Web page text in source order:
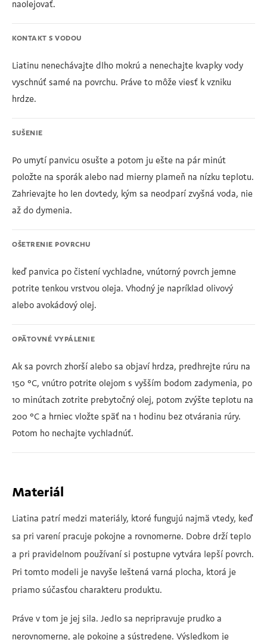
naolejovať.
KONTAKT S VODOU
Liatinu nenechávajte dlho mokrú a nenechajte kvapky vody
vyschnúť samé na povrchu. Práve to môže viesť k vzniku
hrdze.
SUŠENIE
Po umytí panvicu osušte a potom ju ešte na pár minút
položte na sporák alebo nad mierny plameň na nízku teplotu.
Zahrievajte ho len dovtedy, kým sa neodparí zvyšná voda, nie
až do dymenia.
OŠETRENIE POVRCHU
keď panvica po čistení vychladne, vnútorný povrch jemne
potrite tenkou vrstvou oleja. Vhodný je napríklad olivový
alebo avokádový olej.
OPÄTOVNÉ VYPÁLENIE
Ak sa povrch zhorší alebo sa objaví hrdza, predhrejte rúru na
150 °C, vnútro potrite olejom s vyšším bodom zadymenia, po
10 minútach zotrite prebytočný olej, potom zvýšte teplotu na
200 °C a hrniec vložte späť na 1 hodinu bez otvárania rúry.
Potom ho nechajte vychladnúť.
Materiál
Liatina patrí medzi materiály, ktoré fungujú najmä vtedy, keď
sa pri varení pracuje pokojne a rovnomerne. Dobre drží teplo
a pri pravidelnom používaní si postupne vytvára lepší povrch.
Pri tomto modeli je navyše leštená varná plocha, ktorá je
priamo súčasťou charakteru produktu.
Práve v tom je jej sila. Jedlo sa nepripravuje prudko a
nerovnomerne, ale pokojne a sústredene. Výsledkom je